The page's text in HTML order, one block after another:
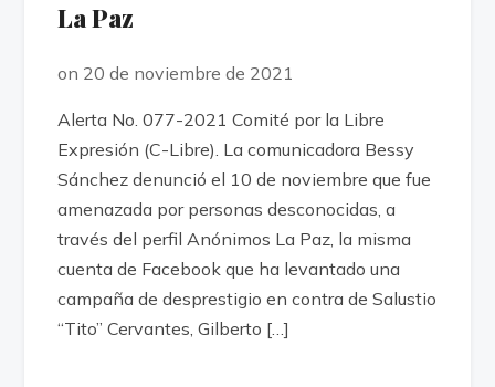
La Paz
on 20 de noviembre de 2021
Alerta No. 077-2021 Comité por la Libre
Expresión (C-Libre). La comunicadora Bessy
Sánchez denunció el 10 de noviembre que fue
amenazada por personas desconocidas, a
través del perfil Anónimos La Paz, la misma
cuenta de Facebook que ha levantado una
campaña de desprestigio en contra de Salustio
“Tito” Cervantes, Gilberto […]